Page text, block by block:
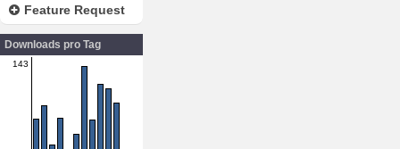
Feature Request
Downloads pro Tag
143